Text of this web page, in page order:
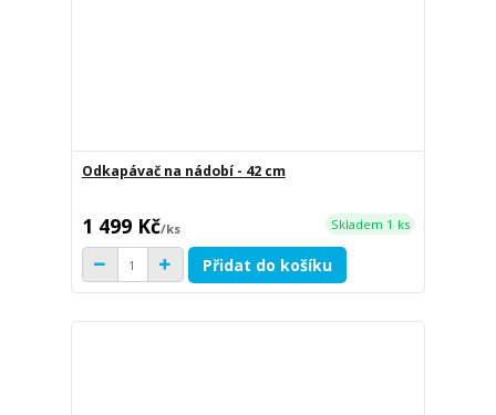
Odkapávač na nádobí - 42 cm
1 499 Kč/ks Skladem 1 ks
Přidat do košíku